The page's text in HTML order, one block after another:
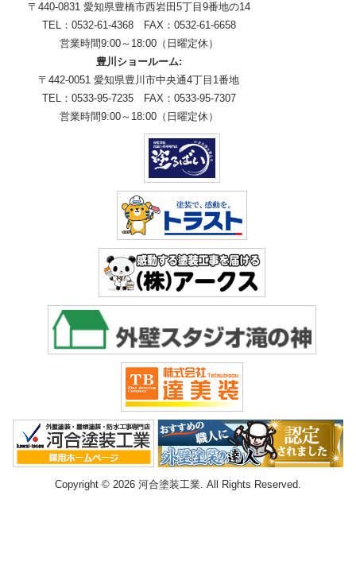
〒440-0831 愛知県豊橋市西岩田5丁目9番地の14
TEL：0532-61-4368 FAX：0532-61-6658
営業時間9:00～18:00（日曜定休）
豊川ショールーム:
〒442-0051 愛知県豊川市中央通4丁目1番地
TEL：0533-95-7235 FAX：0533-95-7307
営業時間9:00～18:00（日曜定休）
Copyright © 2026 河合塗装工業. All Rights Reserved.